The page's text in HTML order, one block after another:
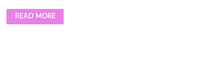
SÓLO
EL
40%
READ MORE